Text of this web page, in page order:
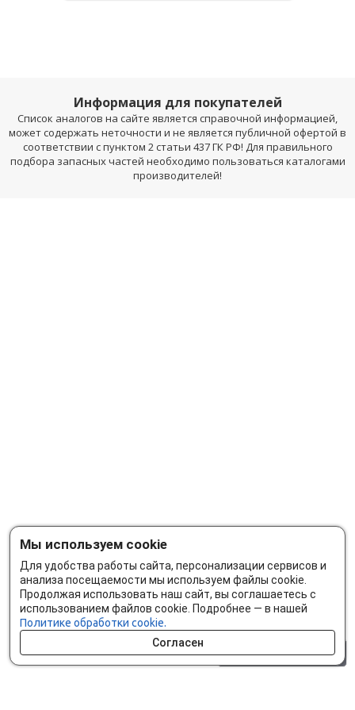
Информация для покупателей
Список аналогов на сайте является справочной информацией,
может содержать неточности и не является публичной офертой в
соответствии с пунктом 2 статьи 437 ГК РФ! Для правильного
подбора запасных частей необходимо пользоваться каталогами
производителей!
Мы используем cookie
Для удобства работы сайта, персонализации сервисов и
анализа посещаемости мы используем файлы cookie.
Продолжая использовать наш сайт, вы соглашаетесь с
использованием файлов cookie. Подробнее — в нашей
Политике обработки cookie.
Согласен